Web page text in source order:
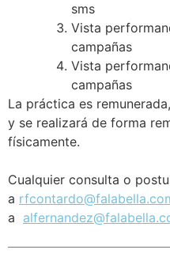
sms
Vista
campañas
Vista
campañas
La práctica es
y se realizará de forma
físicamente.
Cualquier consulta o
a
a